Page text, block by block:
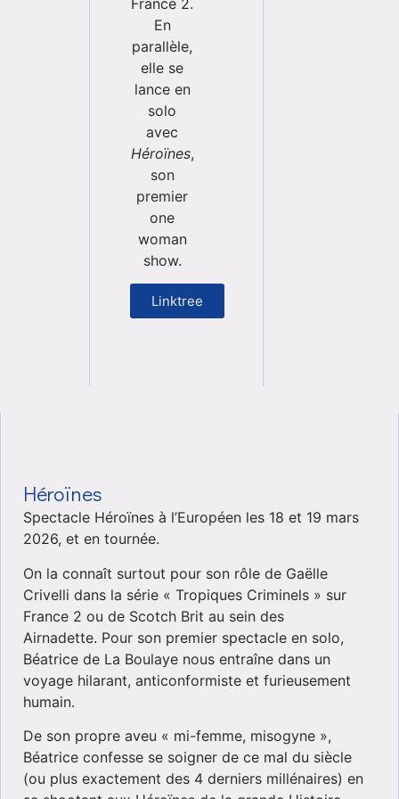
En
parallèle,
elle se
lance en
solo
avec
Héroïnes,
son
premier
one
woman
show.
Linktree
Héroïnes
Spectacle Héroïnes à l’Européen les 18 et 19 mars
2026, et en tournée.
On la connaît surtout pour son rôle de Gaëlle
Crivelli dans la série « Tropiques Criminels » sur
France 2 ou de Scotch Brit au sein des
Airnadette. Pour son premier spectacle en solo,
Béatrice de La Boulaye nous entraîne dans un
voyage hilarant, anticonformiste et furieusement
humain.
De son propre aveu « mi-femme, misogyne »,
Béatrice confesse se soigner de ce mal du siècle
(ou plus exactement des 4 derniers millénaires) en